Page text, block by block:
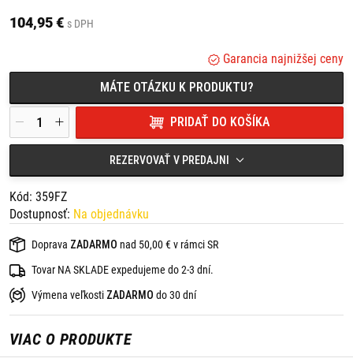
Objem kufra: do 37 l
Vhodný pre: YAMAHA FZ1 Fazer 1000 (06-15)
104,95 € s DPH
Garancia najnižšej ceny
MÁTE OTÁZKU K PRODUKTU?
PRIDAŤ DO KOŠÍKA
REZERVOVAŤ V PREDAJNI
Kód: 359FZ
Dostupnosť: Na objednávku
Doprava ZADARMO nad 50,00 € v rámci SR
Tovar NA SKLADE expedujeme do 2-3 dní.
Výmena veľkosti ZADARMO do 30 dní
VIAC O PRODUKTE